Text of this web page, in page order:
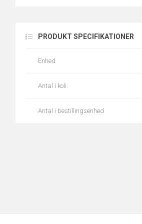
PRODUKT SPECIFIKATIONER
Enhed
Antal i koli.
Antal i bestillingsenhed